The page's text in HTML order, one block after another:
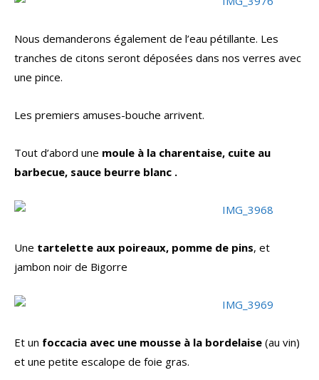
Nous demanderons également de l’eau pétillante. Les
tranches de citons seront déposées dans nos verres avec
une pince.
Les premiers amuses-bouche arrivent.
Tout d’abord une moule à la charentaise, cuite au
barbecue, sauce beurre blanc .
Une tartelette aux poireaux, pomme de pins, et
jambon noir de Bigorre
Et un foccacia avec une mousse à la bordelaise (au vin)
et une petite escalope de foie gras.